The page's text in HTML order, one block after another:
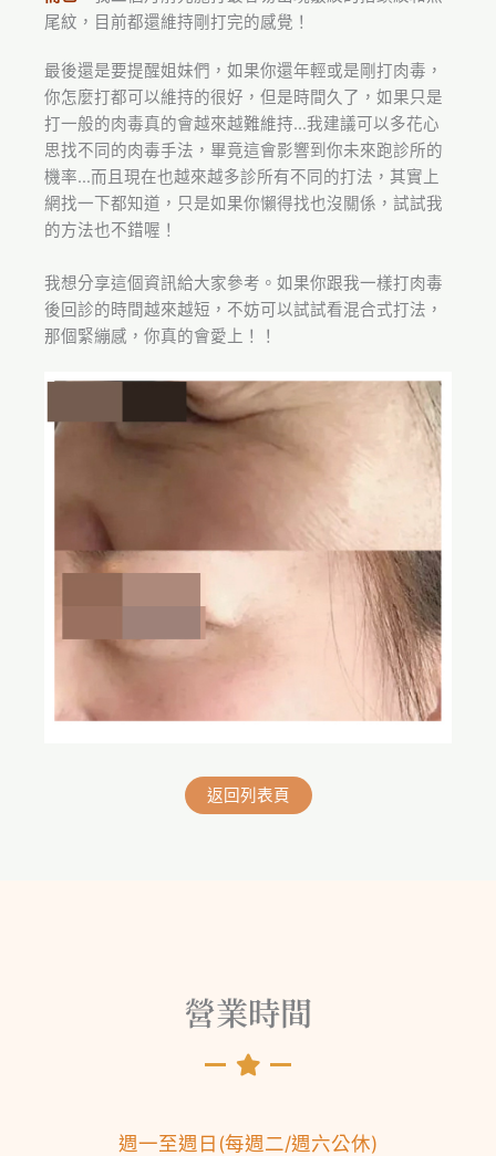
尾紋，目前都還維持剛打完的感覺！
最後還是要提醒姐妹們，如果你還年輕或是剛打肉毒，
你怎麼打都可以維持的很好，但是時間久了，如果只是
打一般的肉毒真的會越來越難維持…我建議可以多花心
思找不同的肉毒手法，畢竟這會影響到你未來跑診所的
機率…而且現在也越來越多診所有不同的打法，其實上
網找一下都知道，只是如果你懶得找也沒關係，試試我
的方法也不錯喔！
我想分享這個資訊給大家參考。如果你跟我一樣打肉毒
後回診的時間越來越短，不妨可以試試看混合式打法，
那個緊繃感，你真的會愛上！！
返回列表頁
營業時間
週一至週日(每週二/週六公休)